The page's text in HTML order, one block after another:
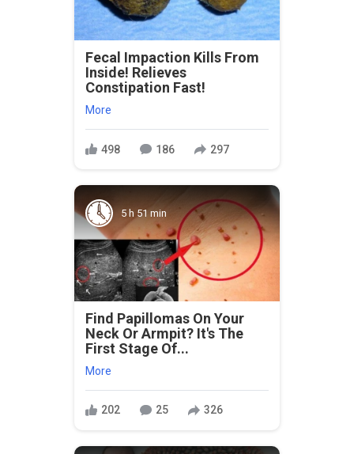
Fecal Impaction Kills From
Inside! Relieves
Constipation Fast!
More
498 186 297
5 h 51 min
Find Papillomas On Your
Neck Or Armpit? It's The
First Stage Of...
More
202 25 326